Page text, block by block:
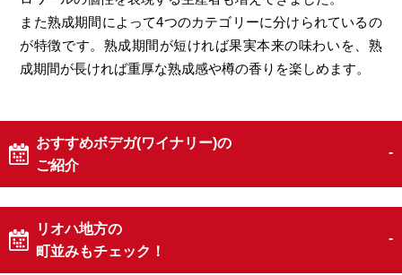
また熟成期間によって4つのカテゴリーに分けられているの
が特徴です。熟成期間が短ければ果実本来の味わいを、熟
成期間が長ければ重厚な熟成感や樽の香りを楽しめます。
おすすめボデガ(ワイナリー)の
ご紹介
リオハ地方の
町並みもチェック！